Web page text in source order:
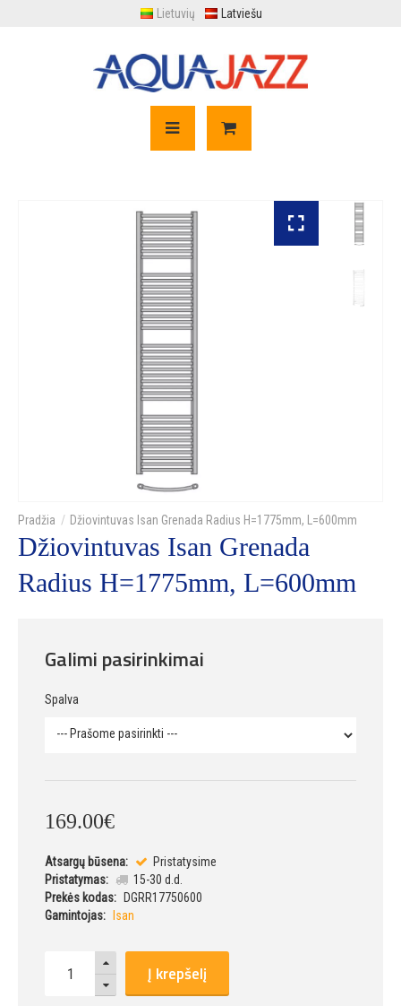
Lietuvių Latviešu
Džiovintuvas Isan Grenada Radius H=1775mm, L=600mm
Džiovintuvas Isan Grenada
Radius H=1775mm, L=600mm
Galimi pasirinkimai
Spalva
169.00€
Atsargų būsena:
Pristatysime
Pristatymas:
15-30 d.d.
Prekės kodas:
DGRR17750600
Gamintojas:
Isan
Į krepšelį